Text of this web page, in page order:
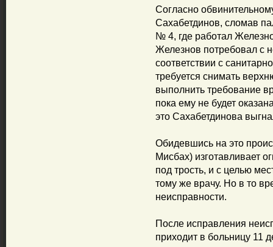
Согласно
Сахабетдинов, сломав
№ 4, где работал
Железнов потребовал с
соответствии с
требуется снимать
выполнить требование
пока ему не будет
это Сахабетдинова
Обидевшись на это
Мисбах) изготавливает
под трость, и с целью
тому же врачу. Но в то
неисправности.
После исправления
приходит в больницу 11